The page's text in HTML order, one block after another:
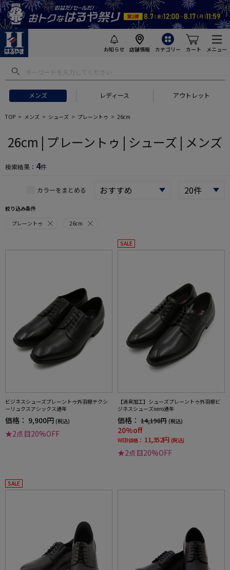
お知らせ 店舗情報 カテゴリー カート メニュー
メンズ レディース アウトレット
フトにおすすめ #セットアップ スーツ
TOP メンズ シューズ プレーントゥ 26cm
26cm | プレーントゥ | シューズ | メンズ
検索結果： 4件
カラーをまとめる
絞り込み条件
プレーントゥ
26cm
ビジネスシューズプレーントゥ外羽根テクシ
ーリュクスアシックス通年
価格： 9,900円 (税込)
★2点目20%OFF
SALE
【消臭加工】シューズプレーントゥ外羽根ビ
ジネスシューズnero通年
価格： 14,190円 (税込)
20%off
WEB価格： 11,352円 (税込)
★2点目20%OFF
SALE